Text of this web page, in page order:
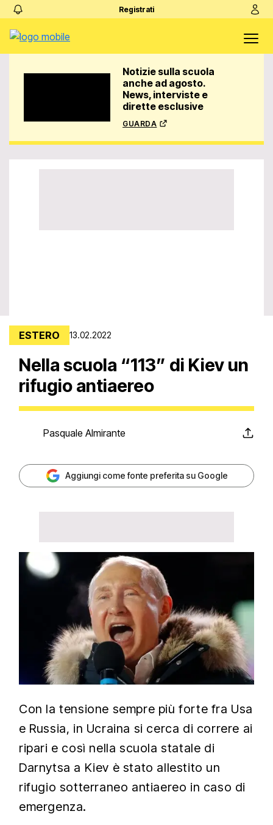
Registrati
Notizie sulla scuola
anche ad agosto.
News, interviste e
dirette esclusive
guarda
ESTERO 13.02.2022
Nella scuola “113” di Kiev un
rifugio antiaereo
Pasquale Almirante
Aggiungi come fonte preferita su Google
Con la tensione sempre più forte fra Usa
e Russia, in Ucraina si cerca di correre ai
ripari e così nella scuola statale di
Darnytsa a Kiev è stato allestito un
rifugio sotterraneo antiaereo in caso di
emergenza.